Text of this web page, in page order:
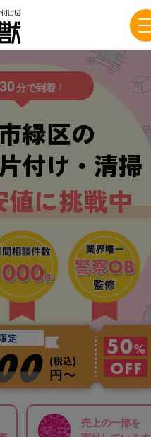
30分で到着！
緑区の
付け・清掃
値に挑戦中
売上の一部を